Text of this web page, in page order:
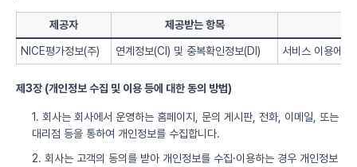
제공자 제공받는 항목
NICE평가정보(주) 연계정보(CI) 및 중복확인정보(DI) 서비스 이용에
제3장 (개인정보 수집 및 이용 등에 대한 동의 방법)
1. 회사는 회사에서 운영하는 홈페이지, 문의 게시판, 전화, 이메일, 또는
대리점 등을 통하여 개인정보를 수집합니다.
2. 회사는 고객의 동의를 받아 개인정보를 수집·이용하는 경우 개인정보